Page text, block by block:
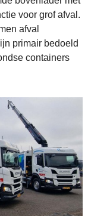
voor grof afval.
afval
primair bedoeld
containers